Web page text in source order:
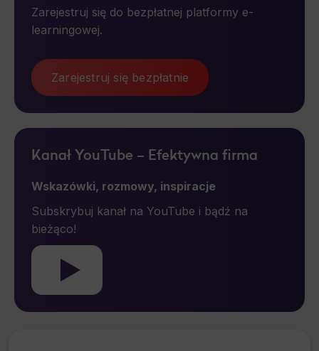
Analytics
Scripts and data used to collect information to analyze site traffic and how users use the site, how they came to the site, and
Marketing
and demographic criteria. Also, third-party files that, in conjunction with files installed while browsing other websites, profile the
Zarejestruj się do bezpłatnej platformy e-
learningowej.
Zarejestruj się bezpłatnie
Kanał YouTube – Efektywna firma
Wskazówki, rozmowy, inspiracje
Subskrybuj kanał na YouTube i bądź na
bieżąco!